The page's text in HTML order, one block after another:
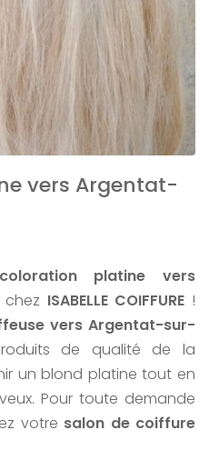
vers Argentat-
platine vers
chez ISABELLE COIFFURE !
vers Argentat-sur-
de qualité de la
un blond platine tout en
Pour toute demande
votre salon de coiffure